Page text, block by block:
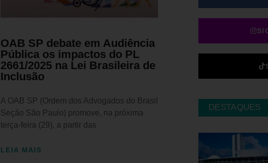
OAB SP debate em Audiência
Pública os impactos do PL
2661/2025 na Lei Brasileira de
Inclusão
A OAB SP (Ordem dos Advogados do Brasil
Seção São Paulo) promove, na próxima
terça-feira (29), a partir das
LEIA MAIS
DESTAQUES